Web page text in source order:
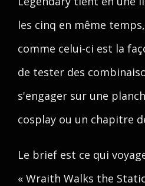
les cinq en même
comme celui-ci est la
de tester des
s'engager sur une
cosplay ou un chapitre
Le brief est ce qui
« Wraith Walks the